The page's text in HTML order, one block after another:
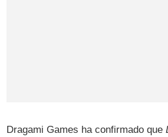
Dragami Games ha confirmado que